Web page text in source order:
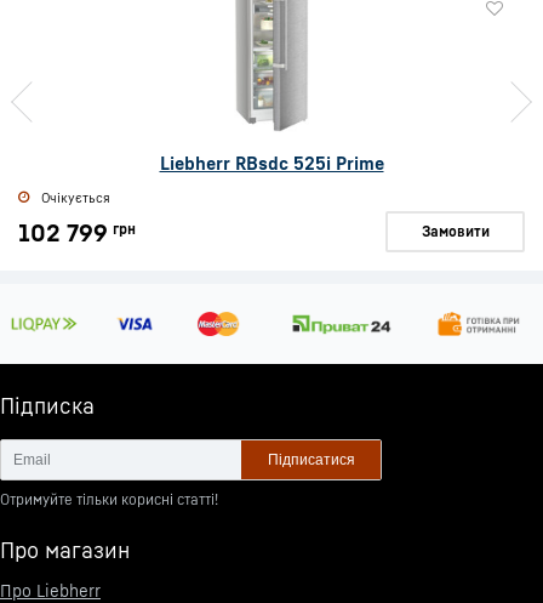
Liebherr RBsdc 525i Prime
Очікується
102 799 грн Замовити
Підписка
Підписатися
Отримуйте тільки корисні статті!
Про магазин
Про Liebherr